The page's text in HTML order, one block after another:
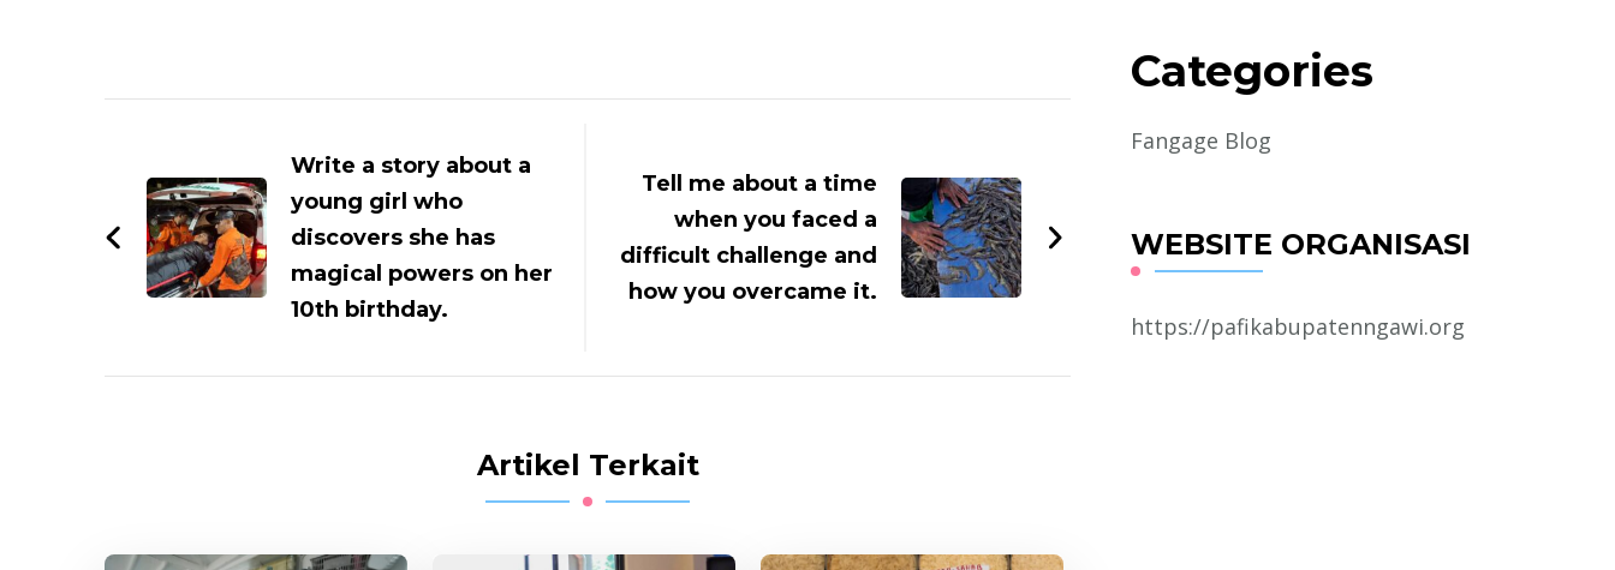
Artikel
Write a story about a
young girl who
discovers she has
magical powers on her
10th birthday.
Tell me about a time
when you faced a
difficult challenge and
how you overcame it.
Artikel Terkait
Categories
Fangage Blog
WEBSITE ORGANISASI
https://pafikabupatenngawi.org